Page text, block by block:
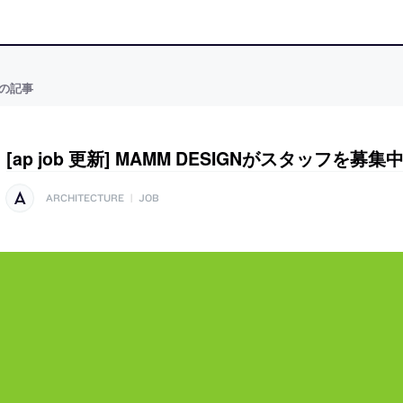
記事
[ap job 更新] MAMM DESIGNがスタッフを募集中
ARCHITECTURE JOB